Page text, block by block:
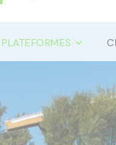
PLATEFORMES